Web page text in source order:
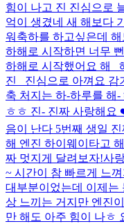
힘이 나고 진 진심으로
억이 생겼네 새 해보다
워 축하를 하고싶은데
하해로 시작하면 너무
하해로 시작했어요 해_
진_ 진심으로 아껴요
축 처지는 하-하루를 해
ㅎㅎ 진- 진짜 사랑해요
음이 난다 5번째 생일
해 엔진 하이웨이타고
짜 멋지게 달려보자!사
~ 시간이 참 빠르게 느
대부분이었는데 이제는
상 느끼는 거지만 엔진
만 해도 아주 힘이 나ㅎ